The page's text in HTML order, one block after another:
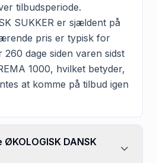
tilbudsperiode.
SUKKER er sjældent på
pris er typisk for
260 dage siden varen sidst
1000, hvilket betyder,
at komme på tilbud igen
DANSK